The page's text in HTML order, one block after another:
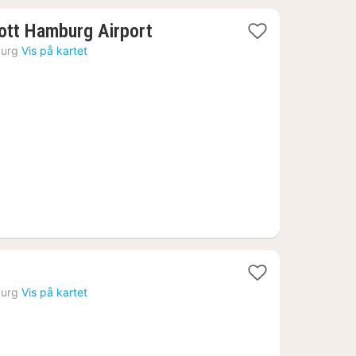
Hamburg Airport
Vis på kartet
Vis på kartet